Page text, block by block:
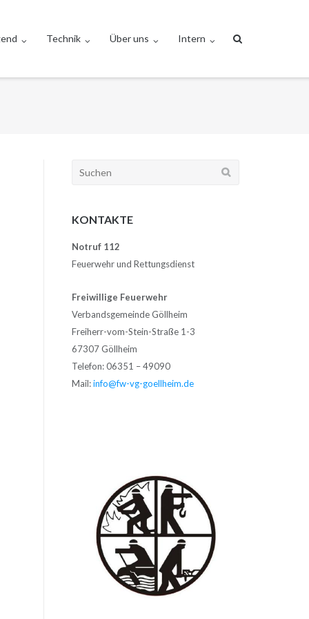
Technik Über uns Intern
Suchen
KONTAKTE
Notruf 112
Feuerwehr und Rettungsdienst
Freiwillige Feuerwehr
Verbandsgemeinde Göllheim
Freiherr-vom-Stein-Straße 1-3
67307 Göllheim
Telefon: 06351 – 49090
Mail:info@fw-vg-goellheim.de